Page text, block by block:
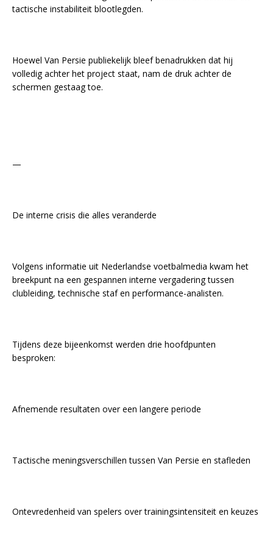
tactische instabiliteit blootlegden.
Hoewel Van Persie publiekelijk bleef benadrukken dat hij
volledig achter het project staat, nam de druk achter de
schermen gestaag toe.
—
De interne crisis die alles veranderde
Volgens informatie uit Nederlandse voetbalmedia kwam het
breekpunt na een gespannen interne vergadering tussen
clubleiding, technische staf en performance-analisten.
Tijdens deze bijeenkomst werden drie hoofdpunten
besproken:
Afnemende resultaten over een langere periode
Tactische meningsverschillen tussen Van Persie en stafleden
Ontevredenheid van spelers over trainingsintensiteit en keuzes